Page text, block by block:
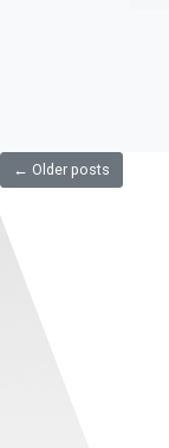
← Older posts